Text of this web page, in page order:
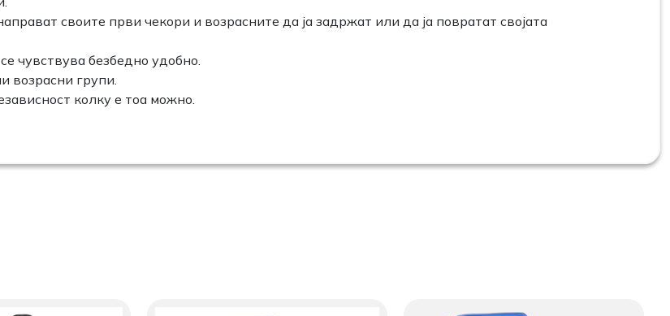
своите први чекори и возрасните да ја задржат или да ја повратат својата
чувствува безбедно удобно.
возрасни групи.
колку е тоа можно.